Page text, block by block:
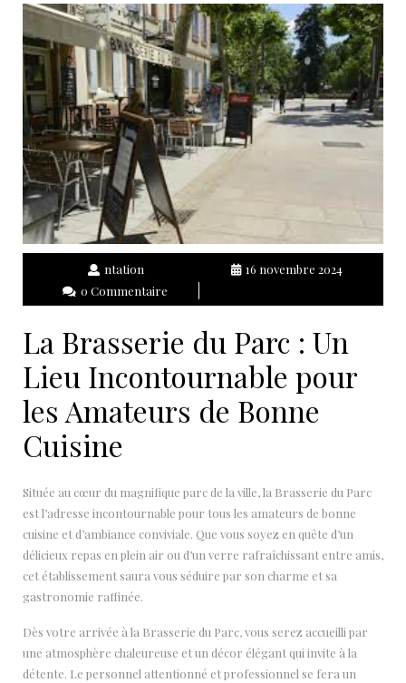
ntation
16 novembre 2024
0 Commentaire
La Brasserie du Parc : Un
Lieu Incontournable pour
les Amateurs de Bonne
Cuisine
Située au cœur du magnifique parc de la ville, la Brasserie du Parc
est l’adresse incontournable pour tous les amateurs de bonne
cuisine et d’ambiance conviviale. Que vous soyez en quête d’un
délicieux repas en plein air ou d’un verre rafraîchissant entre amis,
cet établissement saura vous séduire par son charme et sa
gastronomie raffinée.
Dès votre arrivée à la Brasserie du Parc, vous serez accueilli par
une atmosphère chaleureuse et un décor élégant qui invite à la
détente. Le personnel attentionné et professionnel se fera un